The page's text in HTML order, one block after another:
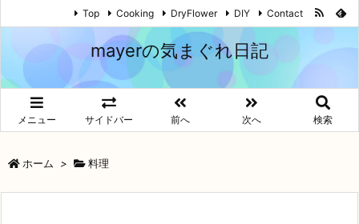
mayerの気まぐれ日記
メニュー サイドバー 前へ 次へ 検索
Top Cooking DryFlower DIY Contact
ホーム > 料理